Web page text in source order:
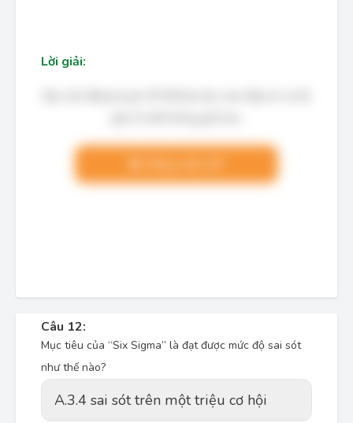
Lời giải:
Câu 12:
Mục tiêu của “Six Sigma” là đạt được mức độ sai sót
như thế nào?
A.3.4 sai sót trên một triệu cơ hội